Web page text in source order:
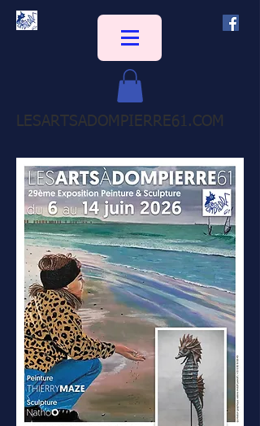
LESARTSADOMPIERRE61.COM